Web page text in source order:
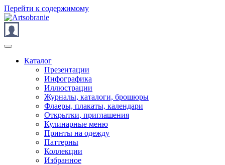
Перейти к содержимому
Каталог
Презентации
Инфографика
Иллюстрации
Журналы, каталоги, брошюры
Флаеры, плакаты, календари
Открытки, приглашения
Кулинарные меню
Принты на одежду
Паттерны
Коллекции
Избранное